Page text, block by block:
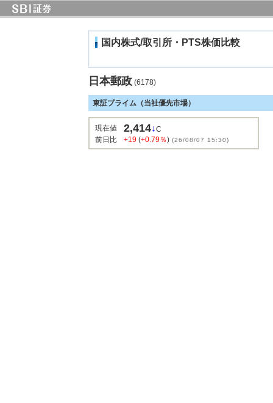
国内株式/取引所・PTS株価比較
日本郵政 (6178)
東証プライム（当社優先市場）
現在値 2,414↓C
前日比
+19 (+0.79％) (26/08/07 15:30)